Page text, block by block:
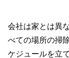
会社は家とは異
べての場所の掃
ケジュールを立